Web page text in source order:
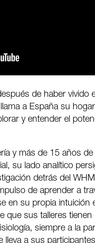
de haber vivido
a España su
y entender el
y más de 15 años de
su lado analítico
detrás del
de aprender a
en su propia intuición
que sus talleres
siempre a la
lleva a sus